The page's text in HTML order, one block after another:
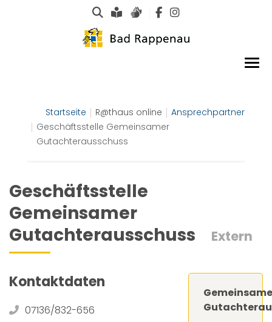
Suche
Leichte Sprache
Gebärdensprachen
Startseite R@thaus online
Ansprechpartner
Geschäftsstelle Gemeinsamer
Gutachterausschuss
Geschäftsstelle
Gemeinsamer
Gutachterausschuss
Extern
Kontaktdaten
07136/832-656